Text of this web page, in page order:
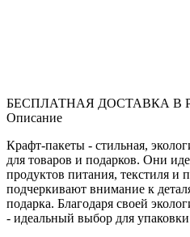
БЕСПЛАТНАЯ ДОСТАВКА В
Описание
Крафт-пакеты - стильная,
для товаров и подарков. Они
продуктов питания, текстиля и
подчеркивают внимание к
подарка. Благодаря своей
- идеальный выбор для